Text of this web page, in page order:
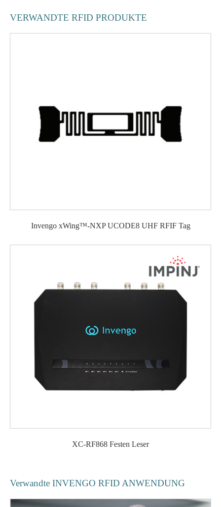
VERWANDTE RFID PRODUKTE
Invengo xWing™-NXP UCODE8 UHF RFIF Tag
XC-RF868 Festen Leser
Verwandte INVENGO RFID ANWENDUNG